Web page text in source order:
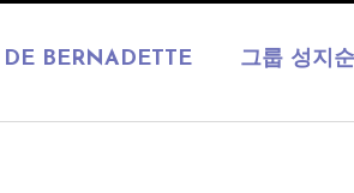
DE BERNADETTE 그룹 성지